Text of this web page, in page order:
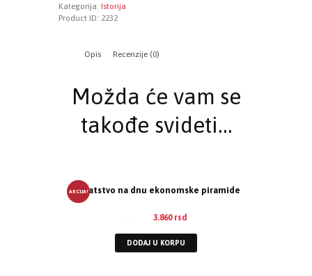
Kategorija: Istorija
Product ID: 2232
Opis Recenzije (0)
Možda će vam se
takođe svideti…
AKCIJA!
Bogatstvo na dnu ekonomske piramide
3.860 rsd
DODAJ U KORPU